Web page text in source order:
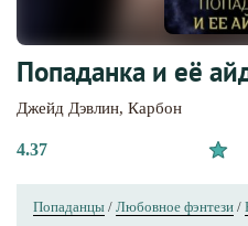
Попаданка и её
Джейд Дэвлин, Карбон
4.37
Попаданцы / Любовное фэнтези /